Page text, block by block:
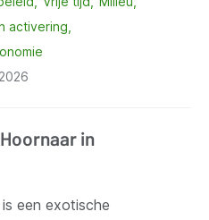
activering
in
een exotische